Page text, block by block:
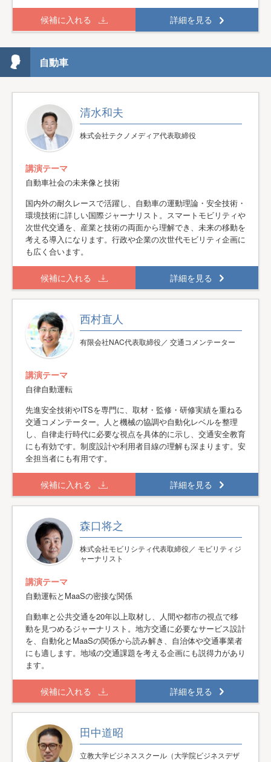
候補に入れる 詳細を見る
自動車
清水和夫
株式会社テクノメディア代表取締役
講演テーマ
自動車社会の未来像と技術
国内外の耐久レースで活躍し、自動車の運動理論・安全技術・
環境技術に詳しい国際ジャーナリスト。スマートモビリティや
次世代交通を、産業と技術の両面から理解でき、未来の移動を
考える導入になります。行政や企業の次世代モビリティ企画に
も広く合います。
候補に入れる 詳細を見る
西村直人
有限会社NAC代表取締役／ 交通コメンテーター
講演テーマ
自律自動運転
先進安全技術やITSを専門に、取材・監修・研修実績を重ねる
交通コメンテーター。人と機械の協調や自動化レベルを整理
し、自律走行時代に必要な視点を具体的に示し、交通安全教育
にも有効です。制度設計や利用者目線の理解も深まります。安
全担当者にも有用です。
候補に入れる 詳細を見る
森口将之
株式会社モビリシティ代表取締役／ モビリティジ
ャーナリスト
講演テーマ
自動運転とMaaSの密接な関係
自動車と公共交通を20年以上取材し、人間や都市の視点で移
動を見つめるジャーナリスト。地方交通に必要なサービス設計
を、自動化とMaaSの関係から読み解き、自治体や交通事業者
にも適します。地域の交通課題を考える企画にも説得力があり
ます。
候補に入れる 詳細を見る
田中道昭
立教大学ビジネススクール（大学院ビジネスデザ